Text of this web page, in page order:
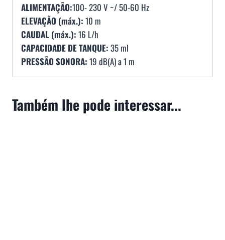
ALIMENTAÇÃO:100- 230 V ~/ 50-60 Hz
ELEVAÇÃO (máx.): 10 m
CAUDAL (máx.): 16 L/h
CAPACIDADE DE TANQUE: 35 ml
PRESSÃO SONORA: 19 dB(A) a 1 m
Também lhe pode interessar...